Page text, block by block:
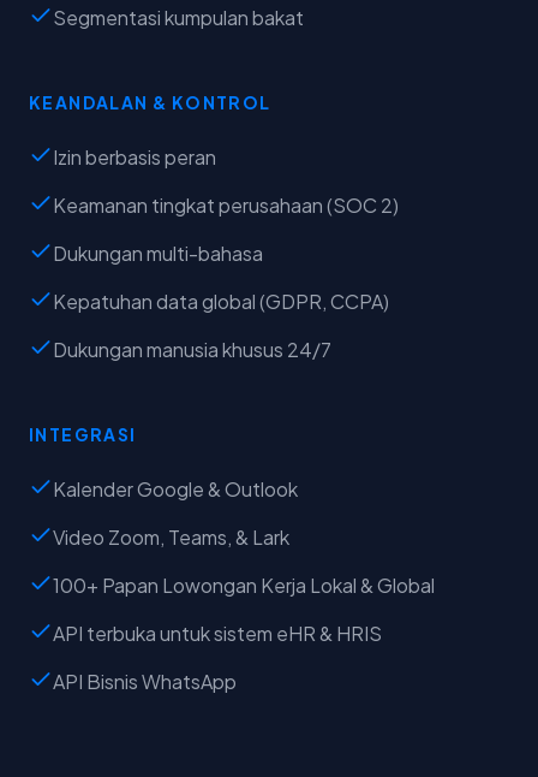
Segmentasi kumpulan bakat
KEANDALAN & KONTROL
Izin berbasis peran
Keamanan tingkat perusahaan (SOC 2)
Dukungan multi-bahasa
Kepatuhan data global (GDPR, CCPA)
Dukungan manusia khusus 24/7
INTEGRASI
Kalender Google & Outlook
Video Zoom, Teams, & Lark
100+ Papan Lowongan Kerja Lokal & Global
API terbuka untuk sistem eHR & HRIS
API Bisnis WhatsApp